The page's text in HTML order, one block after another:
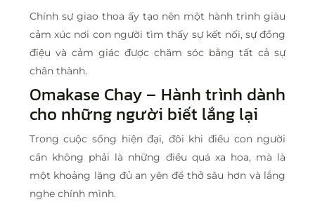
Chính sự giao thoa ấy tạo nên một hành trình giàu
cảm xúc nơi con người tìm thấy sự kết nối, sự đồng
điệu và cảm giác được chăm sóc bằng tất cả sự
chân thành.
Omakase Chay – Hành trình dành
cho những người biết lắng lại
Trong cuộc sống hiện đại, đôi khi điều con người
cần không phải là những điều quá xa hoa, mà là
một khoảng lặng đủ an yên để thở sâu hơn và lắng
nghe chính mình.